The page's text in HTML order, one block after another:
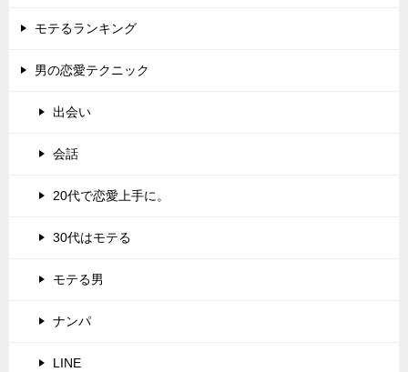
モテるランキング
男の恋愛テクニック
出会い
会話
20代で恋愛上手に。
30代はモテる
モテる男
ナンパ
LINE